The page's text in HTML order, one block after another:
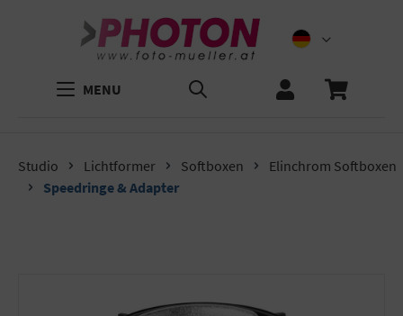
MENU
Studio Lichtformer Softboxen
Elinchrom Softboxen
Speedringe & Adapter